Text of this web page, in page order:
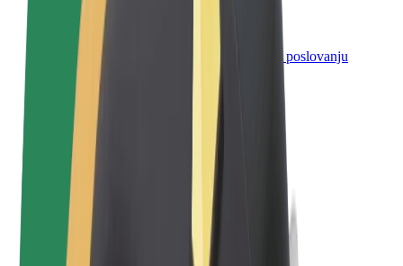
Bolt for Business
Bolt proizvodi i usluge prilagođeni tvojem poslovanju
Uvjeti i odredbe
Privatnost
Kolačići
© 2026 Bolt Technology OÜ